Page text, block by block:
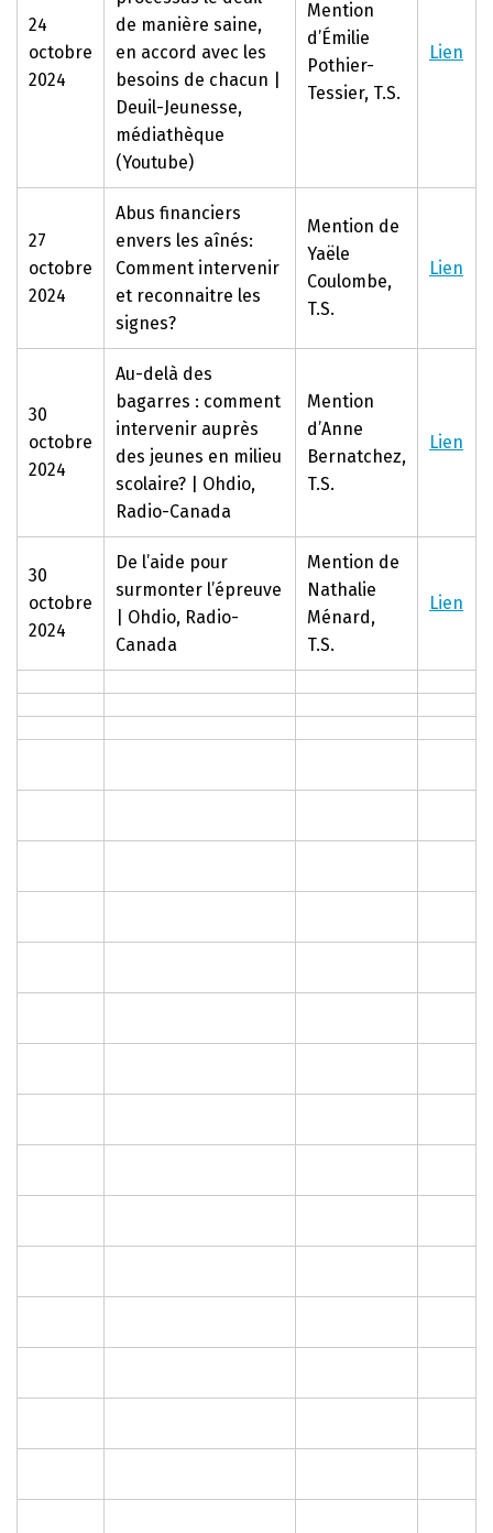
24
octobre
2024
de manière saine,
en accord avec les
besoins de chacun |
Deuil-Jeunesse,
médiathèque
(Youtube)
Mention
d’Émilie
Pothier-
Tessier, T.S.
Lien
27
octobre
2024
Abus financiers
envers les aînés:
Comment intervenir
et reconnaitre les
signes?
Mention de
Yaële
Coulombe,
T.S.
Lien
30
octobre
2024
Au-delà des
bagarres : comment
intervenir auprès
des jeunes en milieu
scolaire? | Ohdio,
Radio-Canada
Mention
d’Anne
Bernatchez,
T.S.
Lien
30
octobre
2024
De l’aide pour
surmonter l’épreuve
| Ohdio, Radio-
Canada
Mention de
Nathalie
Ménard,
T.S.
Lien